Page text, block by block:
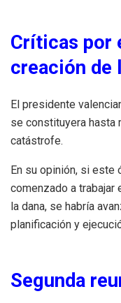
Críticas por
creación de
El presidente
se constituyera hasta
catástrofe.
En su opinión, si este
comenzado a
la dana, se habría
planificación y
Segunda